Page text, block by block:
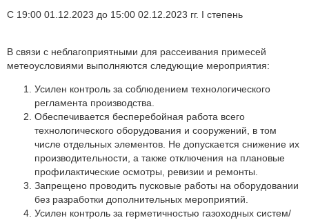
Новости
Дилеры
Недвижимость
Мероприятия при НМУ
Предложения к зачёту
Подбор
Вакансии
Сертификаты
Партнеры
С 19:00 01.12.2023 до 15:00 02.12.2023 гг. I степень
В связи с неблагоприятными для рассеивания примесей
метеоусловиями выполняются следующие мероприятия:
Усилен контроль за соблюдением технологического
регламента производства.
Обеспечивается бесперебойная работа всего
технологического оборудования и сооружений, в том
числе отдельных элементов. Не допускается снижение их
производительности, а также отключения на плановые
профилактические осмотры, ревизии и ремонты.
Запрещено проводить пусковые работы на оборудовании
без разработки дополнительных мероприятий.
Усилен контроль за герметичностью газоходных систем/